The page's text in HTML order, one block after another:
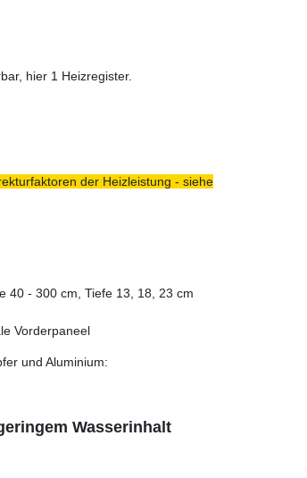
hier 1 Heizregister.
der Heizleistung - siehe
40 - 300 cm, Tiefe 13, 18, 23 cm
Vorderpaneel
und Aluminium:
Wasserinhalt